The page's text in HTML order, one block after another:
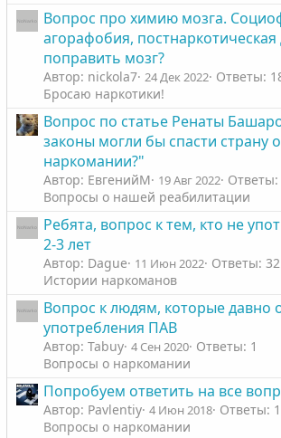
Вопрос про химию мозга.
агорафобия, постнаркотическая
поправить мозг?
Автор: nickola7 24 Дек 2022 Ответы:
Бросаю наркотики!
Вопрос по статье Ренаты
законы могли бы спасти страну
наркомании?"
Автор: ЕвгенийM 19 Авг 2022 Ответы:
Вопросы о нашей реабилитации
Ребята, вопрос к тем, кто не
2-3 лет
Автор: Dague 11 Июн 2022 Ответы: 32
Истории наркоманов
Вопрос к людям, которые давно
употребления ПАВ
Автор: Tabuy 4 Сен 2020 Ответы: 1
Вопросы о наркомании
Попробуем ответить на все
Автор: Pavlentiy 4 Июн 2018 Ответы:
Вопросы о наркомании